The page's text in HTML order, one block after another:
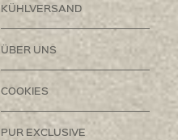
KÜHLVERSAND
ÜBER UNS
COOKIES
PUR EXCLUSIVE